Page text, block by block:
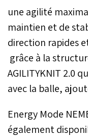
une agilité
maintien et de
direction rapides
grâce à la
AGILITYKNIT 2.0
avec la balle,
Energy Mode
également